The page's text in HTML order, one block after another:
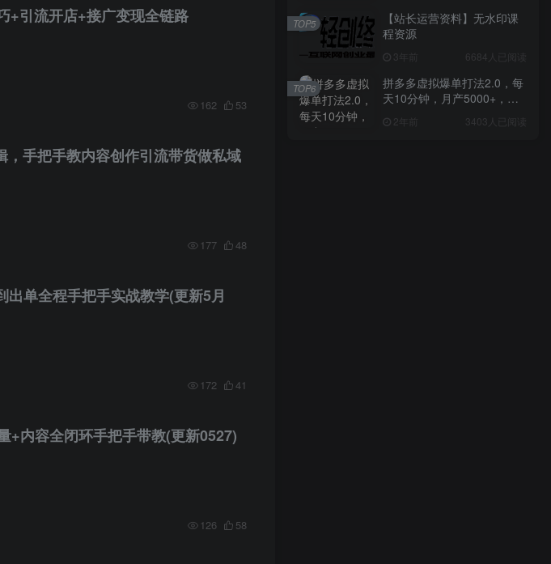
+引流开店+接广变现全链路
162 53
手把手教内容创作引流带货做私域
177 48
单全程手把手实战教学(更新5月
172 41
+内容全闭环手把手带教(更新0527)
126 58
【站长运营资料】无水印课
程资源
3年前 6684人已阅读
TOP5
拼多多虚拟爆单打法2.0，每
天10分钟，月产5000+，从0
2年前 3403人已阅读
TOP6